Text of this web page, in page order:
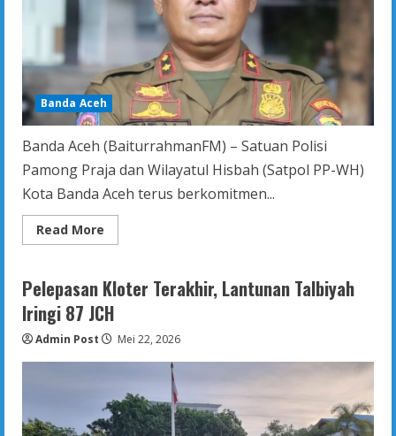
Banda Aceh
Banda Aceh (BaiturrahmanFM) – Satuan Polisi
Pamong Praja dan Wilayatul Hisbah (Satpol PP-WH)
Kota Banda Aceh terus berkomitmen...
Read More
more
Hanya
Menertibkan,
Satpol
PP
Banda
Juga
Edukasi
Syariat
Kepada
Pelanggar
Pelepasan Kloter Terakhir, Lantunan Talbiyah
Iringi 87 JCH
Admin Post Mei 22, 2026